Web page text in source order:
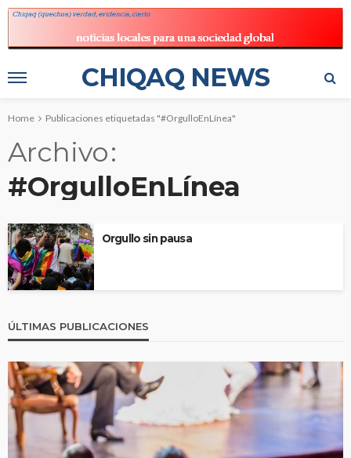
CHIQAQ NEWS
Home Publicaciones etiquetadas "#OrgulloEnLínea"
Archivo
#OrgulloEnLínea
Orgullo sin pausa
ÚLTIMAS PUBLICACIONES